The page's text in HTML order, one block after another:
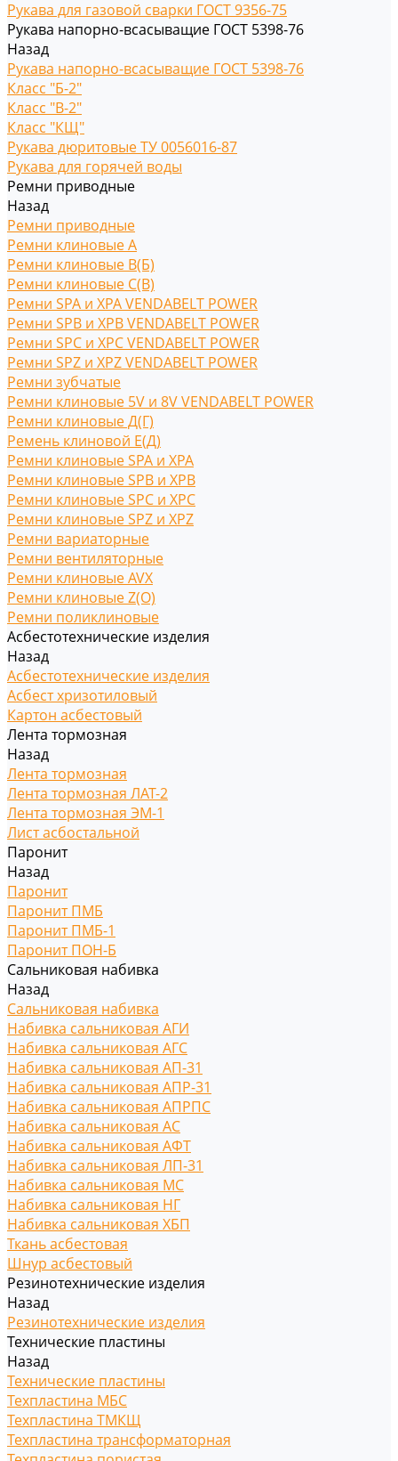
Рукава для газовой сварки ГОСТ 9356-75
Рукава напорно-всасыващие ГОСТ 5398-76
Назад
Рукава напорно-всасыващие ГОСТ 5398-76
Класс "Б-2"
Класс "В-2"
Класс "КЩ"
Рукава дюритовые ТУ 0056016-87
Рукава для горячей воды
Ремни приводные
Назад
Ремни приводные
Ремни клиновые A
Ремни клиновые В(Б)
Ремни клиновые С(B)
Ремни SPA и XPA VENDABELT POWER
Ремни SPB и XPB VENDABELT POWER
Ремни SPC и XPC VENDABELT POWER
Ремни SPZ и XPZ VENDABELT POWER
Ремни зубчатые
Ремни клиновые 5V и 8V VENDABELT POWER
Ремни клиновые Д(Г)
Ремень клиновой Е(Д)
Ремни клиновые SPA и XPA
Ремни клиновые SPB и XPB
Ремни клиновые SPC и XPC
Ремни клиновые SPZ и XPZ
Ремни вариаторные
Ремни вентиляторные
Ремни клиновые AVX
Ремни клиновые Z(O)
Ремни поликлиновые
Асбестотехнические изделия
Назад
Асбестотехнические изделия
Асбест хризотиловый
Картон асбестовый
Лента тормозная
Назад
Лента тормозная
Лента тормозная ЛАТ-2
Лента тормозная ЭМ-1
Лист асбостальной
Паронит
Назад
Паронит
Паронит ПМБ
Паронит ПМБ-1
Паронит ПОН-Б
Сальниковая набивка
Назад
Сальниковая набивка
Набивка сальниковая АГИ
Набивка сальниковая АГС
Набивка сальниковая АП-31
Набивка сальниковая АПР-31
Набивка сальниковая АПРПС
Набивка сальниковая АС
Набивка сальниковая АФТ
Набивка сальниковая ЛП-31
Набивка сальниковая МС
Набивка сальниковая НГ
Набивка сальниковая ХБП
Ткань асбестовая
Шнур асбестовый
Резинотехнические изделия
Назад
Резинотехнические изделия
Технические пластины
Назад
Технические пластины
Техпластина МБС
Техпластина ТМКЩ
Техпластина трансформаторная